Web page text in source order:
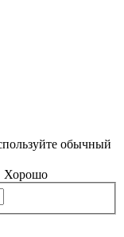
обычный
Хорошо